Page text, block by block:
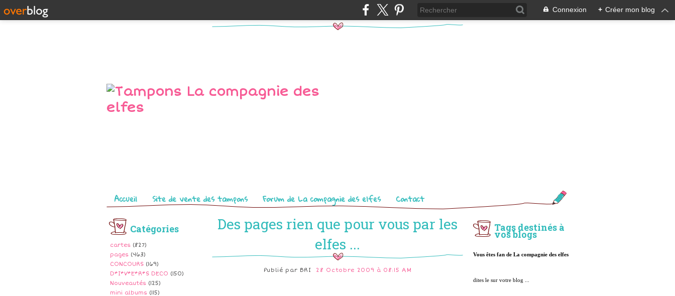
Connexion + Créer mon blog
Pages
Accueil Site de vente des tampons Forum de La compagnie des elfes Contact
Catégories
cartes (827)
pages (463)
CONCOURS (169)
D*I*V*E*R*S DECO (150)
Nouveautés (125)
mini albums (115)
Tags destinés à
vos blogs
Vous êtes fan de La compagnie des elfes
dites le sur votre blog ...
Des pages rien que pour vous par les
elfes ...
Publié par BRI 28 Octobre 2009 à 08:15 AM